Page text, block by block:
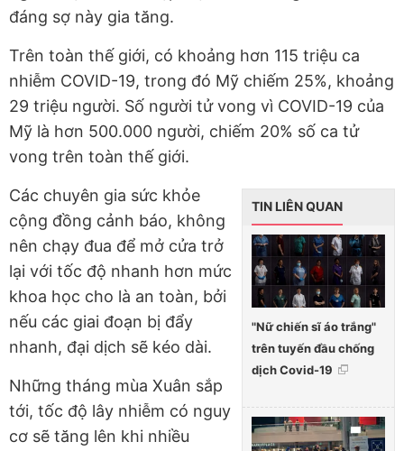
đáng sợ này gia tăng.
Trên toàn thế giới, có khoảng hơn 115 triệu ca
nhiễm COVID-19, trong đó Mỹ chiếm 25%, khoảng
29 triệu người. Số người tử vong vì COVID-19 của
Mỹ là hơn 500.000 người, chiếm 20% số ca tử
vong trên toàn thế giới.
TIN LIÊN QUAN
"Nữ chiến sĩ áo trắng"
trên tuyến đầu chống
dịch Covid-19
Các chuyên gia sức khỏe
cộng đồng cảnh báo, không
nên chạy đua để mở cửa trở
lại với tốc độ nhanh hơn mức
khoa học cho là an toàn, bởi
nếu các giai đoạn bị đẩy
nhanh, đại dịch sẽ kéo dài.
Những tháng mùa Xuân sắp
tới, tốc độ lây nhiễm có nguy
cơ sẽ tăng lên khi nhiều